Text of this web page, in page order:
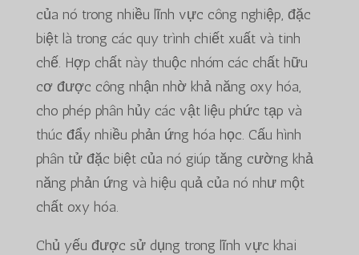
của nó trong nhiều lĩnh vực công nghiệp, đặc
biệt là trong các quy trình chiết xuất và tinh
chế. Hợp chất này thuộc nhóm các chất hữu
cơ được công nhận nhờ khả năng oxy hóa,
cho phép phân hủy các vật liệu phức tạp và
thúc đẩy nhiều phản ứng hóa học. Cấu hình
phân tử đặc biệt của nó giúp tăng cường khả
năng phản ứng và hiệu quả của nó như một
chất oxy hóa.
Chủ yếu được sử dụng trong lĩnh vực khai